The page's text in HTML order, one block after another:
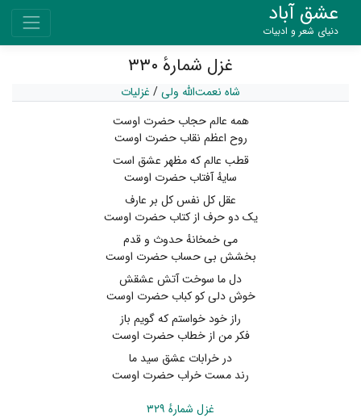
عشق آباد
دنیای شعر و ادبیات
غزل شمارهٔ ۳۳۰
شاه نعمت‌الله ولی/ غزلیات
همه عالم حجاب حضرت اوست
روح اعظم نقاب حضرت اوست
قطب عالم که مظهر عشق است
سایهٔ آفتاب حضرت اوست
عقل کل نفس کل بر عارف
یک دو حرف از کتاب حضرت اوست
می خمخانهٔ حدوث و قدم
بخشش بی حساب حضرت اوست
دل ما سوخت آتش عشقش
خوش دلی کو کباب حضرت اوست
راز خود خواستم که گویم باز
فکر من از خطاب حضرت اوست
در خرابات عشق سید ما
رند مست خراب حضرت اوست
غزل شمارهٔ ۳۲۹